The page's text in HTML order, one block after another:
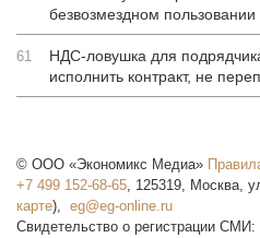
безвозмездном
61
НДС-ловушка для
исполнить контракт, не
© ООО «Экономикс Медиа»
+7 499 152-68-65, 125319, Москва,
карте),
Свидетельство о регистрации